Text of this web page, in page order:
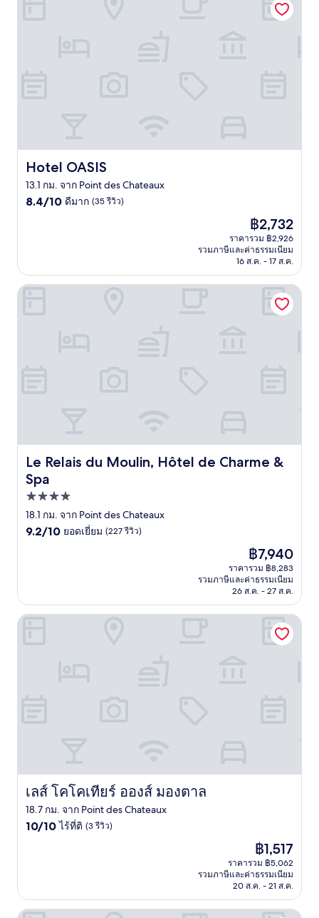
Hotel OASIS
Hotel OASIS
13.1 กม. จาก Point des Chateaux
8.4
รีวิว)
8.4/10 ดีมาก (35 รีวิว)
ราคา
ปัจจุบัน
คือ
฿2,732
฿2,732
ราคารวม ฿2,926
รวมภาษีและค่าธรรมเนียม
16 ส.ค. - 17 ส.ค.
Le Relais du Moulin, Hôtel de Charme &
Spa
Le Relais du Moulin, Hôtel de Charme & Spa
ที่พัก
4.0
ดาว
18.1 กม. จาก Point des Chateaux
9.2
รีวิว)
9.2/10 ยอดเยี่ยม (227 รีวิว)
ราคา
ปัจจุบัน
คือ
฿7,940
฿7,940
ราคารวม ฿8,283
รวมภาษีและค่าธรรมเนียม
26 ส.ค. - 27 ส.ค.
Le Relais du Moulin, Hôtel de Charme & Spa
เลส์ โคโคเทียร์ อองส์ มองตาล
เลส์ โคโคเทียร์ อองส์ มองตาล
18.7 กม. จาก Point des Chateaux
10.0
(3
รีวิว)
10/10 ไร้ที่ติ (3 รีวิว)
ราคา
ปัจจุบัน
คือ
฿1,517
฿1,517
ราคารวม ฿5,062
รวมภาษีและค่าธรรมเนียม
20 ส.ค. - 21 ส.ค.
เลส์ โคโคเทียร์ อองส์ มองตาล